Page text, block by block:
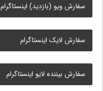
سفارش ویو (بازدید) اینستاگرام
سفارش لایک اینستاگرام
سفارش بیننده لایو اینستاگرام